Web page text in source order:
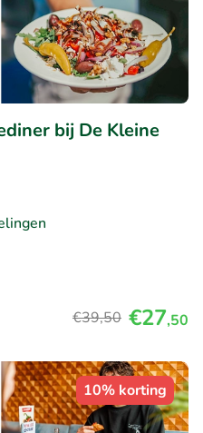
bij De Kleine
€39,50 €27,50
10% korting